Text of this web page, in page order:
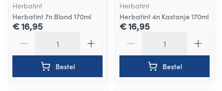
Herbatint
Herbatint 7n Blond 170ml
€ 16,95
Bestel
Herbatint
Herbatint 4n Kastanje 170ml
€ 16,95
Bestel